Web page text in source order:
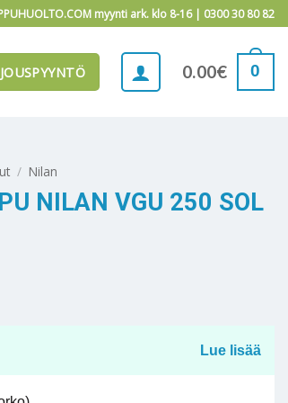
myynti ark. klo 8-16 | 0300 30 80 82
0.00€ 0
/ Nilan
NILAN VGU 250 SOL
Lue lisää